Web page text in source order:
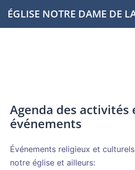
Aller
auÉGLISE NOTRE DAME DE
Agenda des activités
événements
Événements religieux et
notre église et ailleurs: